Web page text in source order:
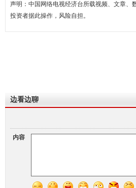
声明：中国网络电视经济台所载视频、文章、
投资者据此操作，风险自担。
边看边聊
内容